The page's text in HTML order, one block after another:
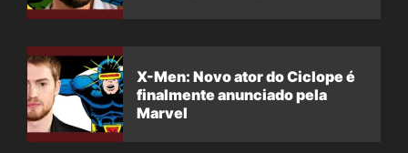
X-Men: Novo ator do Ciclope é
finalmente anunciado pela
Marvel